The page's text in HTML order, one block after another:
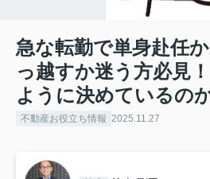
急な転勤で単身赴任か
っ越すか迷う方必見
ように決めているの
不動産お役立ち情報 2025.11.27